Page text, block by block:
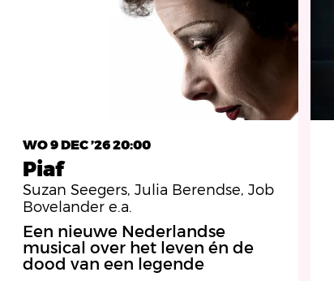
Piaf
Suzan Seegers, Julia Berendse, Job
Bovelander e.a.
WO 9 DEC ’2620:00
Een nieuwe Nederlandse
musical over het leven én de
dood van een legende